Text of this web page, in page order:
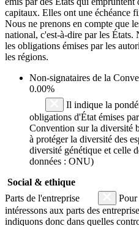
capitaux. Elles ont une échéance
Nous ne prenons en compte que
national, c'est-à-dire par les États.
les obligations émises par les
les régions.
Non-signataires de la
0.00%
Il indique la
obligations d'État émises
Convention sur la diversité
à protéger la diversité des
diversité génétique et celle
données : ONU)
Social & ethique
Parts de l'entreprise
Pour
intéressons aux parts des
indiquons donc dans quelles